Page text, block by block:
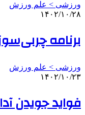
ورزشی > علم ورزش
۱۴۰۲/۱۰/۲۸
برنامه
ورزشی > علم ورزش
۱۴۰۲/۱۰/۲۳
فواید جویدن